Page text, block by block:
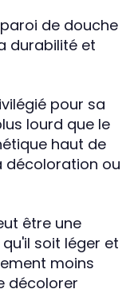
de douche
durabilité et
pour sa
lourd que le
haut de
décoloration ou
être une
soit léger et
moins
décolorer